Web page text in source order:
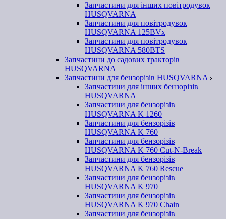
Запчастини для інших повітродувок
HUSQVARNA
Запчастини для повітродувок
HUSQVARNA 125BVx
Запчастини для повітродувок
HUSQVARNA 580BTS
Запчастини до садових тракторів
HUSQVARNA
Запчастини для бензорізів HUSQVARNA
Запчастини для інших бензорізів
HUSQVARNA
Запчастини для бензорізів
HUSQVARNA K 1260
Запчастини для бензорізів
HUSQVARNA K 760
Запчастини для бензорізів
HUSQVARNA K 760 Cut-N-Break
Запчастини для бензорізів
HUSQVARNA K 760 Rescue
Запчастини для бензорізів
HUSQVARNA K 970
Запчастини для бензорізів
HUSQVARNA K 970 Chain
Запчастини для бензорізів